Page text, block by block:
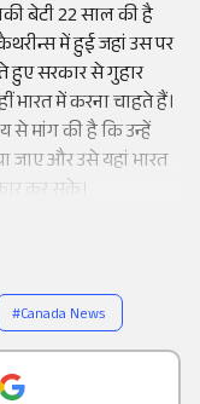
बेटी 22 साल की है
में हुई जहां उस पर
हुए सरकार से गुहार
भारत में करना चाहते हैं।
से मांग की है कि उन्हें
जाए और उसे यहां भारत
कर सके।
#Canada News